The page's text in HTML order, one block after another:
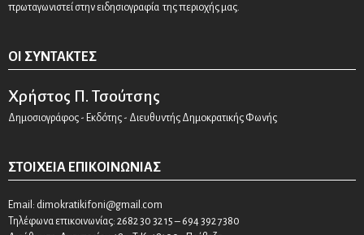
πρωταγωνιστεί στην ειδησιογραφία της περιοχής μας.
ΟΙ ΣΥΝΤΆΚΤΕΣ
Χρήστος Π. Τσούτσης
Δημοσιογράφος - Εκδότης - Διευθυντής Δημοκρατικής Φωνής
ΣΤΟΙΧΕΊΑ ΕΠΙΚΟΙΝΩΝΊΑΣ
Email: dimokratikifoni@gmail.com
Τηλέφωνα επικοινωνίας: 2682 30 32 15 – 694 392 7380